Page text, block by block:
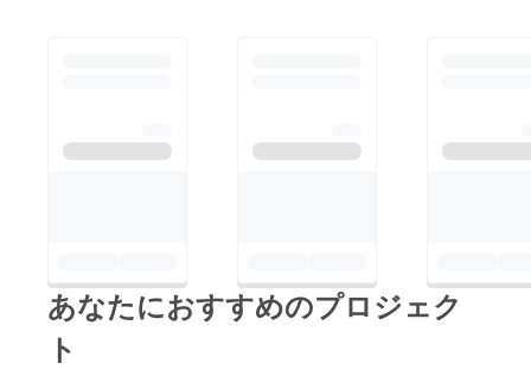
あなたにおすすめのプロジェク
ト